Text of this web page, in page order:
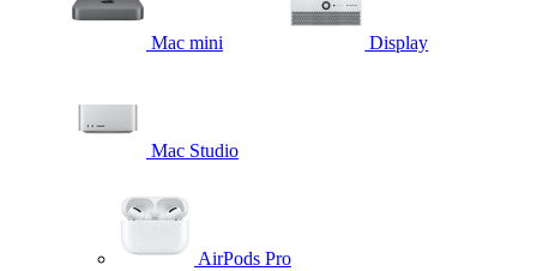
Mac mini Display
Mac Studio
AirPods Pro